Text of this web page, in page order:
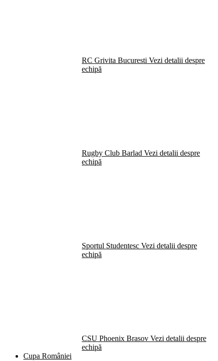
RC Grivita Bucuresti Vezi detalii despre
echipă
Rugby Club Barlad Vezi detalii despre
echipă
Sportul Studentesc Vezi detalii despre
echipă
CSU Phoenix Brasov Vezi detalii despre
echipă
Cupa României